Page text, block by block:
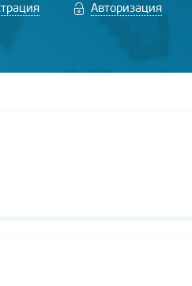
Авторизация